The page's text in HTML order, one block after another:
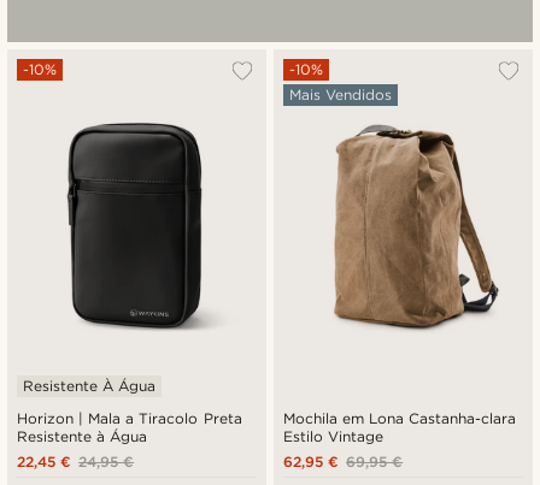
Horizon | Mala a Tiracolo Preta
Resistente à Água
-10%
Resistente À Água
24,95 €
22,45 €
Mochila em Lona Castanha-clara
Estilo Vintage
-10%
Mais Vendidos
69,95 €
62,95 €